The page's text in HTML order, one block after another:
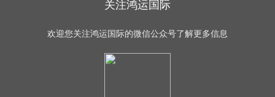
关注鸿运国际
欢迎您关注鸿运国际的微信公众号了解更多信息